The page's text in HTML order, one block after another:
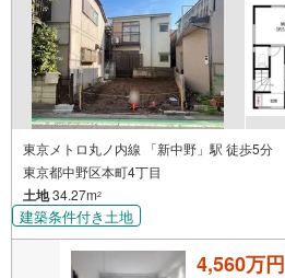
東京メトロ丸ノ内線 「新中野」駅 徒歩5分
東京都中野区本町4丁目
土地34.27m2
建築条件付き土地
4,560万円